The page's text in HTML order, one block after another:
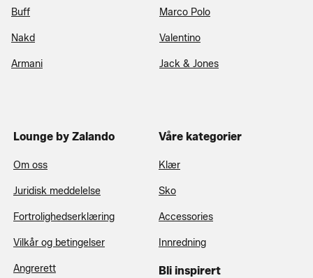
Buff Marco Polo
Nakd Valentino
Armani Jack & Jones
Lounge by Zalando
Om oss
Juridisk meddelelse
Fortrolighedserklæring
Vilkår og betingelser
Angrerett
Våre kategorier
Klær
Sko
Accessories
Innredning
Bli inspirert